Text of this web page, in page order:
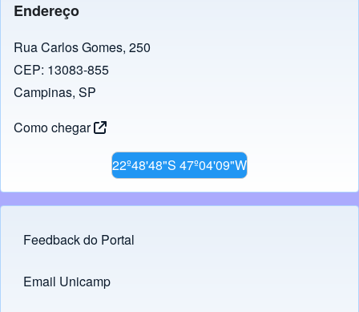
o
o
k
Endereço
Rua Carlos Gomes, 250
CEP: 13083-855
Campinas, SP
Como chegar
22º48'48"S 47º04'09"W
Footer menu
Feedback do Portal
Links
Email Unicamp
(opens in new tab)